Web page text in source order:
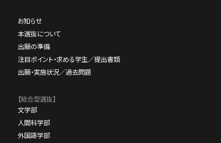
お知らせ
本選抜について
出願の準備
注目ポイント・求める学生／提出書類
出願・実施状況／過去問題
【総合型選抜】
文学部
人間科学部
外国語学部